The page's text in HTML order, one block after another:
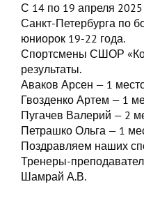
С 14 по 19 апреля
Санкт-Петербурга по
юниорок 19-22 года.
Спортсмены СШОР
результаты.
Аваков Арсен — 1
Гвозденко Артем — 1
Пугачев Валерий — 2
Петрашко Ольга — 1
Поздравляем наших
Тренеры-
Шамрай А.В.